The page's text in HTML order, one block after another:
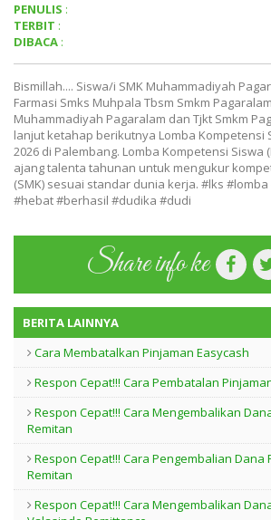
PENULIS :
TERBIT :
DIBACA :
Bismillah.... Siswa/i SMK Muhammadiyah
Farmasi Smks Muhpala Tbsm Smkm
Muhammadiyah Pagaralam dan Tjkt Smkm
lanjut ketahap berikutnya Lomba Kompetensi
2026 di Palembang. Lomba Kompetensi Siswa
ajang talenta tahunan untuk mengukur
(SMK) sesuai standar dunia kerja. #lks
#hebat #berhasil #dudika #dudi
Share info ke
BERITA LAINNYA
Cara Membatalkan Pinjaman Easycash
Respon Cepat!!! Cara Pembatalan
Respon Cepat!!! Cara Mengembalikan
Remitan
Respon Cepat!!! Cara Pengembalian Dana
Remitan
Respon Cepat!!! Cara Mengembalikan